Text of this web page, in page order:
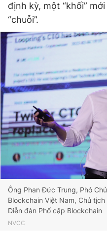
Hotline
0906 645 777
Đặt báo
Tổng biên tập: Nguyễn Ngọc
Phó tổng biên tập thường
Phó tổng biên tập: Lâm Hiếu
Phó tổng biên tập: Trần Việt
Tổng thư ký tòa soạn: Đức
Giấy phép xuất bản số 110/
© 2003-2026 Bản quyền
chép dưới mọi hình thức nếu
bản. Phát triển bởi ePi
định kỳ, một “khối”
“chuỗi”.
Ông Phan Đức Trung, Phó
Blockchain Việt Nam, Chủ
Diễn đàn Phổ cập Blockchain
NVCC